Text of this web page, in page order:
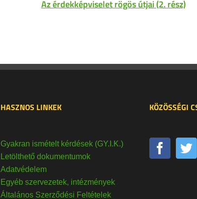
Az érdekképviselet rögös útjai (2. rész)
HASZNOS LINKEK
Gyakran ismételt kérdések (GY.I.K.)
Letölthető dokumentumok
Adatvédelem
Egyéb szervezetek, intézmények
Általános Szerződési Feltételek
KÖZÖSSÉGI